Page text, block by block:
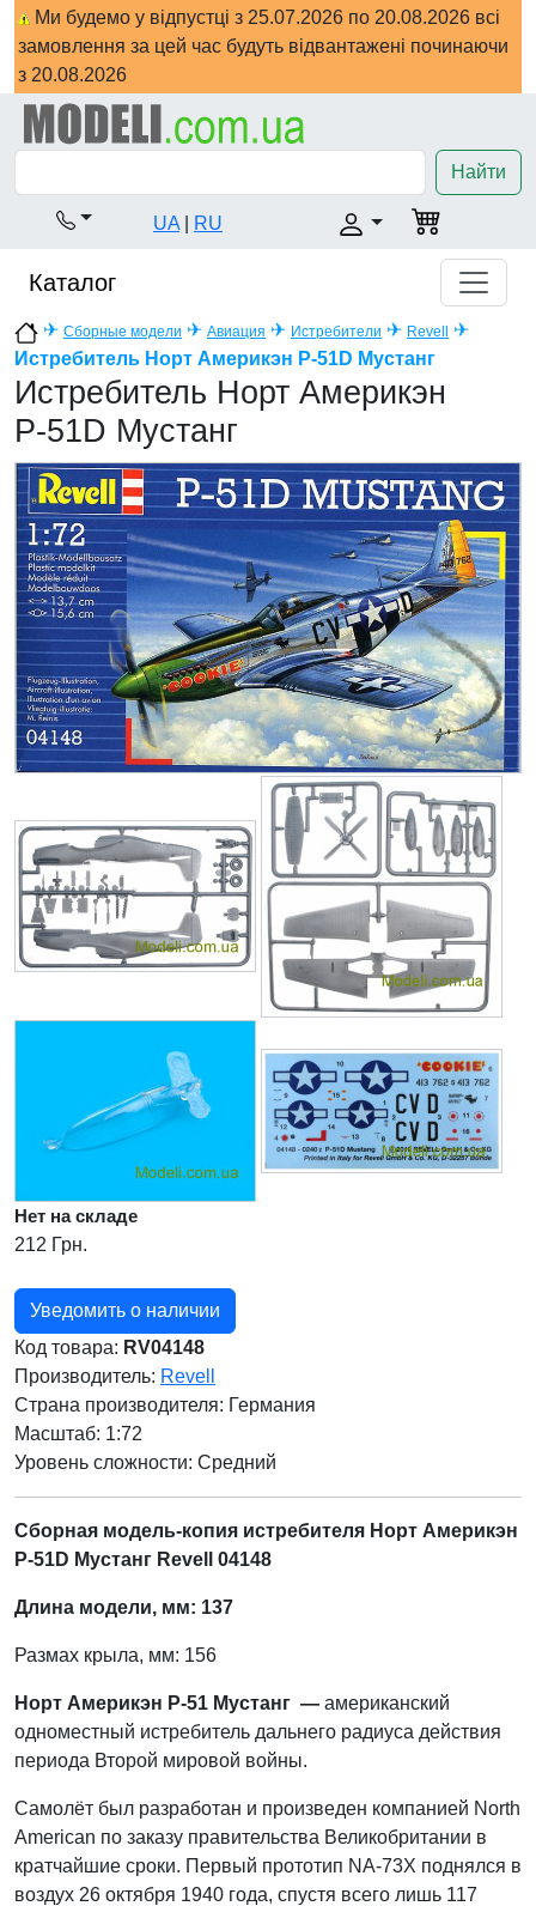
Ми будемо у відпустці з 25.07.2026 по 20.08.2026 всі
замовлення за цей час будуть відвантажені починаючи
з 20.08.2026
Найти
UA RU
Каталог
✈ Сборные модели ✈ Авиация ✈ Истребители ✈ Revell
✈
Истребитель Норт Америкэн Р-51D Мустанг
Истребитель Норт Америкэн
Р-51D Мустанг
Нет на складе
212 Грн.
Уведомить о наличии
Код товара: RV04148
Производитель: Revell
Страна производителя: Германия
Масштаб: 1:72
Уровень сложности: Cредний
Сборная модель-копия истребителя Норт Америкэн
Р-51D Мустанг Revell 04148
Длина модели, мм: 137
Размах крыла, мм: 156
Норт Америкэн Р-51 Мустанг — американский
одноместный истребитель дальнего радиуса действия
периода Второй мировой войны.
Самолёт был разработан и произведен компанией North
American по заказу правительства Великобритании в
кратчайшие сроки. Первый прототип NA-73X поднялся в
воздух 26 октября 1940 года, спустя всего лишь 117